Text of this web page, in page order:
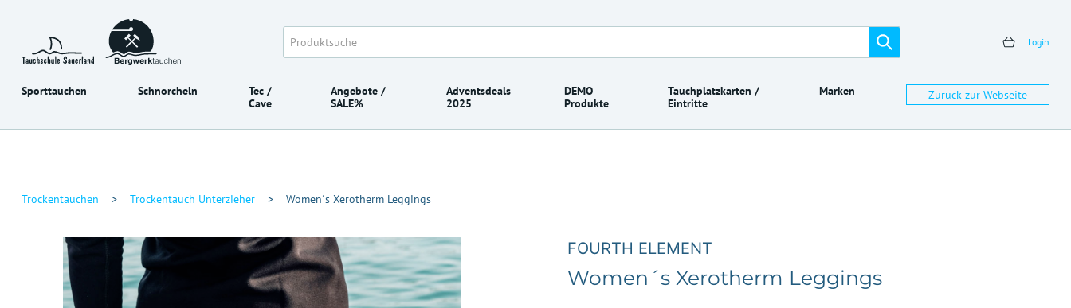
Login
Sporttauchen Schnorcheln
Tec /
Cave
Angebote /
SALE%
Adventsdeals
2025
DEMO
Produkte
Tauchplatzkarten /
Eintritte
Marken Zurück zur Webseite
Trockentauchen > Trockentauch Unterzieher > Women´s Xerotherm Leggings
FOURTH ELEMENT
Women´s Xerotherm Leggings